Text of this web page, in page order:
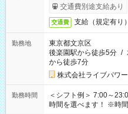
交通費別途支給あり
交通費 支給（規定有り）
勤務地
東京都文京区
後楽園駅から徒歩5分 /
から徒歩7分
株式会社ライブパワー
勤務時間
＜シフト例＞ 7:00～23:00 13:30～
時間を選べます！ ※時